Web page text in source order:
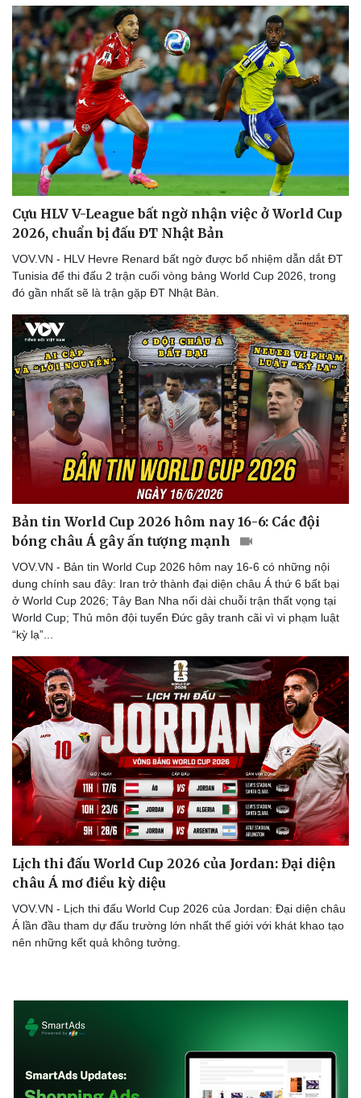
Thể thao
Bóng đá
Lịch thi đấu bóng đá
Thế giới thể thao
eSports
Hậu trường
Ô tô - Xe máy
Ô tô
Xe máy
Tư vấn
Cựu HLV V-League bất ngờ nhận việc ở World Cup
2026, chuẩn bị đấu ĐT Nhật Bản
VOV.VN - HLV Hevre Renard bất ngờ được bổ nhiệm dẫn dắt ĐT
Tunisia để thi đấu 2 trận cuối vòng bảng World Cup 2026, trong
đó gần nhất sẽ là trận gặp ĐT Nhật Bản.
Bản tin World Cup 2026 hôm nay 16-6: Các đội
bóng châu Á gây ấn tượng mạnh
VOV.VN - Bản tin World Cup 2026 hôm nay 16-6 có những nội
dung chính sau đây: Iran trở thành đại diện châu Á thứ 6 bất bại
ở World Cup 2026; Tây Ban Nha nối dài chuỗi trận thất vọng tại
World Cup; Thủ môn đội tuyển Đức gây tranh cãi vì vi phạm luật
“kỳ lạ”...
Lịch thi đấu World Cup 2026 của Jordan: Đại diện
châu Á mơ điều kỳ diệu
VOV.VN - Lịch thi đấu World Cup 2026 của Jordan: Đại diện châu
Á lần đầu tham dự đấu trường lớn nhất thế giới với khát khao tạo
nên những kết quả không tưởng.